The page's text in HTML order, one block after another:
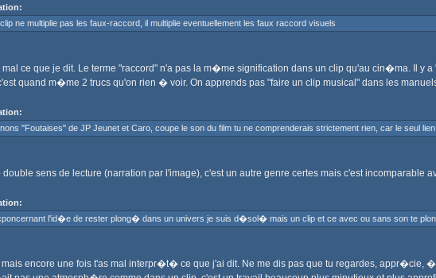
ne multiplie pas les faux-raccord, il multiplie eventuellement les faux raccord visuels
ce que je dit. Le terme "raccord" n'a pas la m�me signification dans un clip qu'au cin�ma. Il y
quand m�me 2 trucs qu'on rien � voir. On apprends pas "faire un clip musical" dans les
"Foutaises" de JP Jeunet et Caro, coupe le son du film tu ne comprenderais strictement rien, car le seul
sens de lecture (narration par l'image), c'est un autre genre certes mais c'est incomparable
l'id�e de rester plong� dans un univers je suis d�sol� mais un clip et ce avec ou sans son te
mais encore une fois t'as mal interpr�t� ce que j'ai dit. Ne me dis pas que tu regardes, appr�cie,